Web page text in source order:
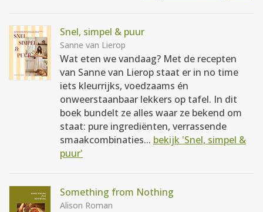
Snel, simpel & puur
Sanne van Lierop
Wat eten we vandaag? Met de recepten
van Sanne van Lierop staat er in no time
iets kleurrijks, voedzaams én
onweerstaanbaar lekkers op tafel. In dit
boek bundelt ze alles waar ze bekend om
staat: pure ingrediënten, verrassende
smaakcombinaties... bekijk 'Snel, simpel &
puur'
Something from Nothing
Alison Roman